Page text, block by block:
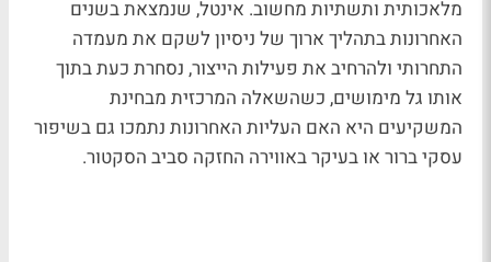
מלאכותית ותשתיות מחשוב. אינטל, שנמצאת בשנים
האחרונות בתהליך ארוך של ניסיון לשקם את מעמדה
התחרותי ולהרחיב את פעילות הייצור, נסחרת כעת בתוך
אותו גל מימושים, כשהשאלה המרכזית מבחינת
המשקיעים היא האם העליות האחרונות נתמכו גם בשיפור
עסקי ברור או בעיקר באווירה החזקה סביב הסקטור.